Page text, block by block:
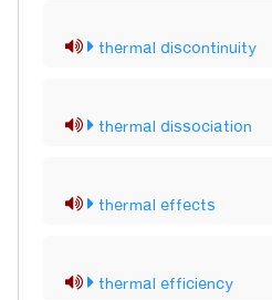
thermal discontinuity
thermal dissociation
thermal effects
thermal efficiency